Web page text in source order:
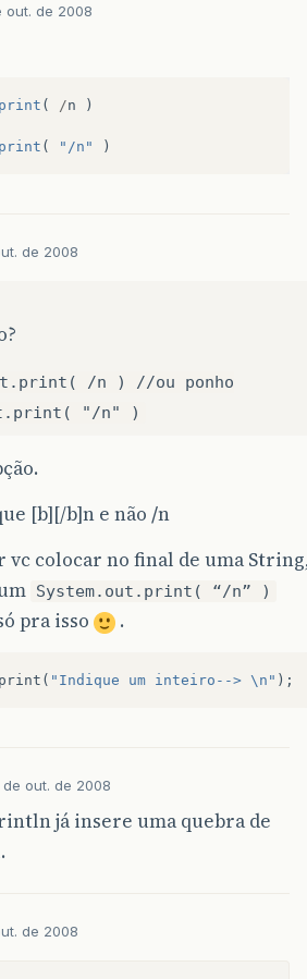
out. de 2008
print ( /n
)
print ( "/n" )
de 2008
/n ) //ou ponho
"/n" )
[b][/b]n e não /n
vc colocar no final de uma
System.out.print( “/n” )
pra isso .
print ( "Indique um inteiro--> \n" );
de out. de 2008
já insere uma quebra de
de 2008